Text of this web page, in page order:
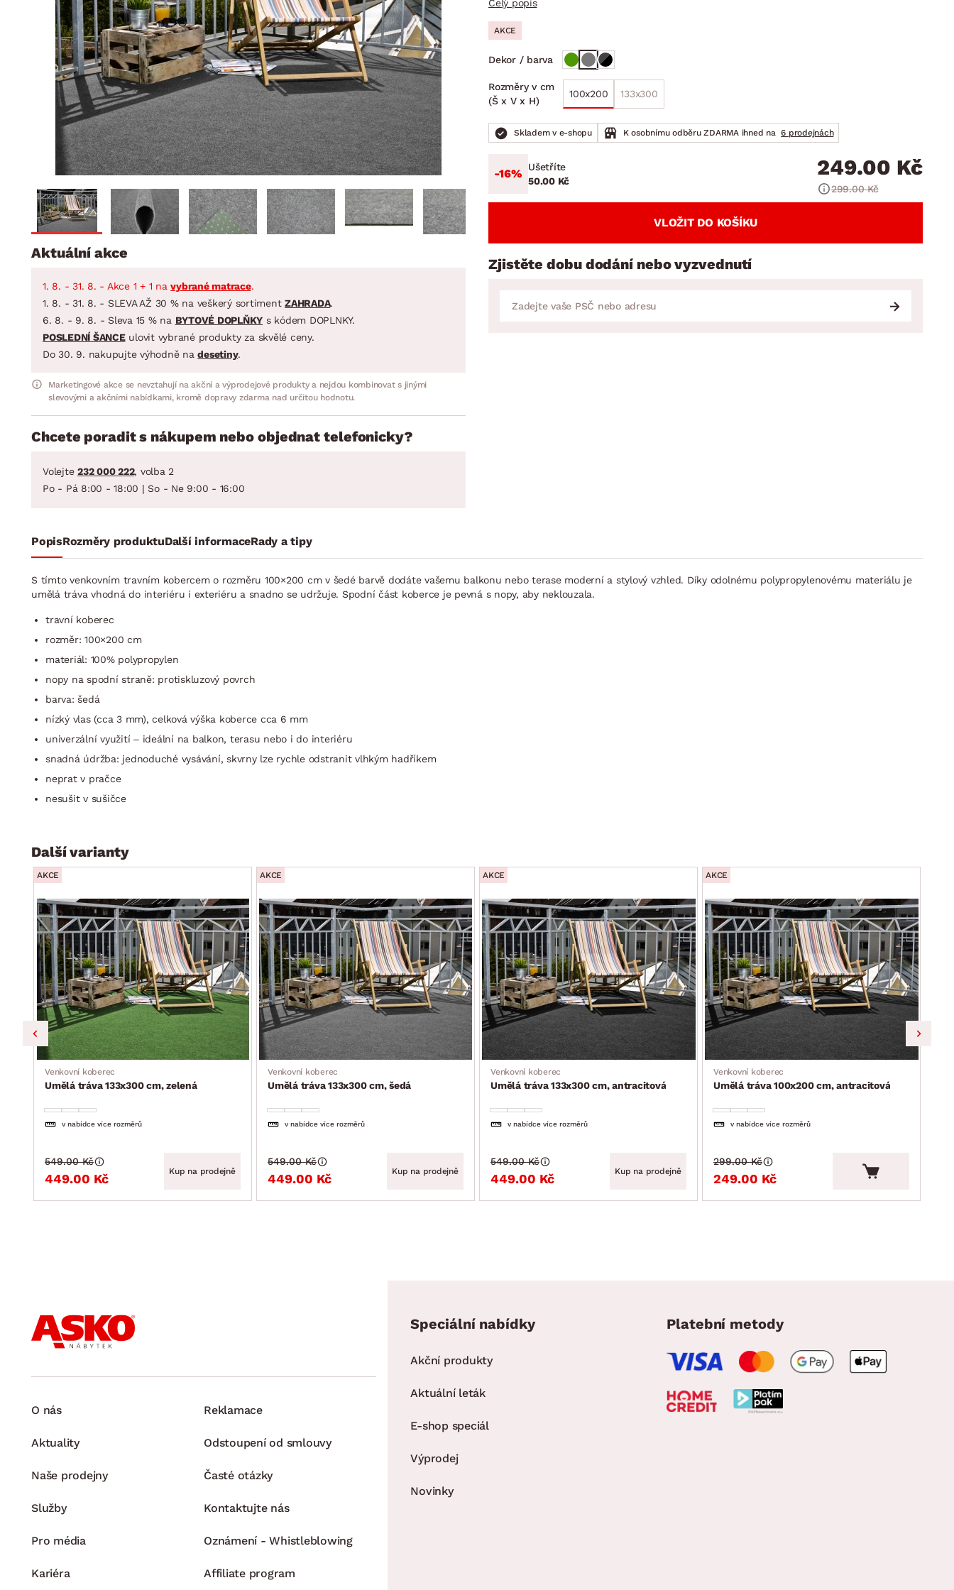
Dětský pokoj
Předsíň, šatna a chodba
Kuchyně
Koupelna
Zahrada
Domácnost
BYTOVÝ TEXTIL
Přikrývky
Polštáře
Koberce
Závěsy a žaluzie
Zobrazit vše
STOLOVÁNÍ A VAŘENÍ
Jídelní servis
Příbory
Hrnce
Pánve
Zobrazit vše
DOMÁCÍ SPOTŘEBIČE
VELIKONOCE
Koupelnové sestavy
Jídelní sestavy
Zahradní sestavy
Celý popis
AKCE
Dekor / barva
Rozměry v cm
(Š x V x H)
100x200 133x300
Skladem v e-shopu K osobnímu odběru ZDARMA ihned na 6 prodejnách
-16%
Ušetříte
50.00 Kč
249.00 Kč
299.00 Kč
VLOŽIT DO KOŠÍKU
Zjistěte dobu dodání nebo vyzvednutí
Aktuální akce
1. 8. - 31. 8. - Akce 1 + 1 navybrané matrace.
1. 8. - 31. 8. - SLEVA AŽ 30 % na veškerý sortiment ZAHRADA.
6. 8. - 9. 8. - Sleva 15 % na BYTOVÉ DOPLŇKY s kódem DOPLNKY.
POSLEDNÍ ŠANCEulovit vybrané produkty za skvělé ceny.
Do 30. 9. nakupujte výhodně nadesetiny.
Marketingové akce se nevztahují na akční a výprodejové produkty a nejdou kombinovat s jinými
slevovými a akčními nabídkami, kromě dopravy zdarma nad určitou hodnotu.
Chcete poradit s nákupem nebo objednat telefonicky?
Volejte 232 000 222, volba 2
Po - Pá 8:00 - 18:00 | So - Ne 9:00 - 16:00
PopisRozměry produktuDalší informaceRady a tipy
S tímto venkovním travním kobercem o rozměru 100×200 cm v šedé barvě dodáte vašemu balkonu nebo terase moderní a stylový vzhled. Díky odolnému polypropylenovému materiálu je
umělá tráva vhodná do interiéru i exteriéru a snadno se udržuje. Spodní část koberce je pevná s nopy, aby neklouzala.
travní koberec
rozměr: 100×200 cm
materiál: 100% polypropylen
nopy na spodní straně: protiskluzový povrch
barva: šedá
nízký vlas (cca 3 mm), celková výška koberce cca 6 mm
univerzální využití – ideální na balkon, terasu nebo i do interiéru
snadná údržba: jednoduché vysávání, skvrny lze rychle odstranit vlhkým hadříkem
neprat v pračce
nesušit v sušičce
Další varianty
AKCE
Venkovní koberec
Umělá tráva 133x300 cm, zelená
v nabídce více rozměrů
449.00 Kč
549.00 Kč
Kup na prodejně
AKCE
Venkovní koberec
Umělá tráva 133x300 cm, šedá
v nabídce více rozměrů
449.00 Kč
549.00 Kč
Kup na prodejně
AKCE
Venkovní koberec
Umělá tráva 133x300 cm, antracitová
v nabídce více rozměrů
449.00 Kč
549.00 Kč
Kup na prodejně
AKCE
Venkovní koberec
Umělá tráva 100x200 cm, antracitová
v nabídce více rozměrů
249.00 Kč
299.00 Kč
O nás
Aktuality
Naše prodejny
Služby
Pro média
Kariéra
Reklamace
Odstoupení od smlouvy
Časté otázky
Kontaktujte nás
Oznámení - Whistleblowing
Affiliate program
Speciální nabídky
Akční produkty
Aktuální leták
E-shop speciál
Výprodej
Novinky
Platební metody